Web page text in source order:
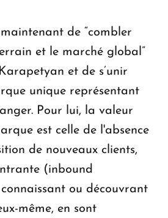
de “combler
et le marché global”
et de s’unir
unique représentant
Pour lui, la valeur
est celle de l'absence
de nouveaux clients,
(inbound
ou découvrant
même, en sont